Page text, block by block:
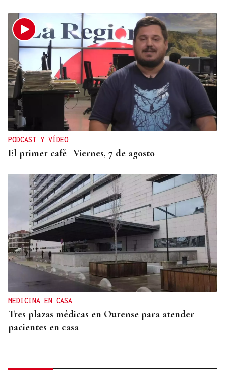
PODCAST Y VÍDEO
El primer café | Viernes, 7 de agosto
MEDICINA EN CASA
Tres plazas médicas en Ourense para atender
pacientes en casa